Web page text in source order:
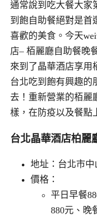
通常說到吃大餐大家
到飽自助餐絕對是首
喜歡的美食。今天
店– 栢麗廳自助餐晚
來到了晶華酒店享用
台北吃到飽有興趣的
去！重新營業的栢麗
樣，在防疫以及餐點
台北晶華酒店柏麗
地址：台北市中
價格：
平日早餐
880元、晚